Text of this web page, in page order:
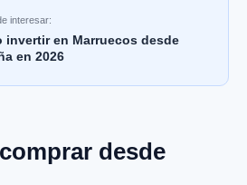
interesar:
invertir en Marruecos desde
en 2026
desde